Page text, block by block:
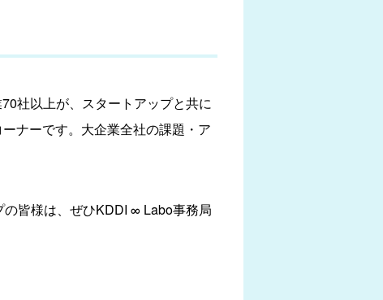
社以上が、スタートアップと共に
ナーです。大企業全社の課題・ア
皆様は、ぜひKDDI ∞ Labo事務局